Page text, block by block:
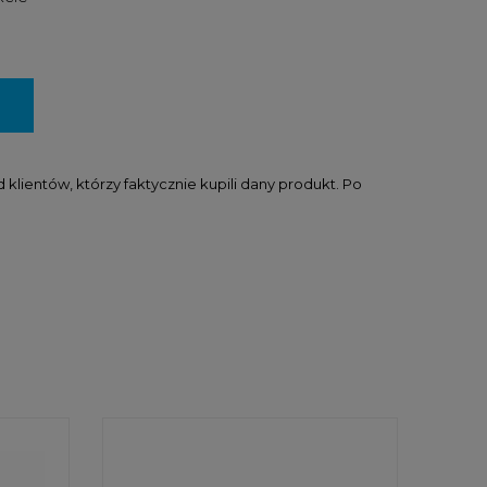
którzy faktycznie kupili dany produkt. Po